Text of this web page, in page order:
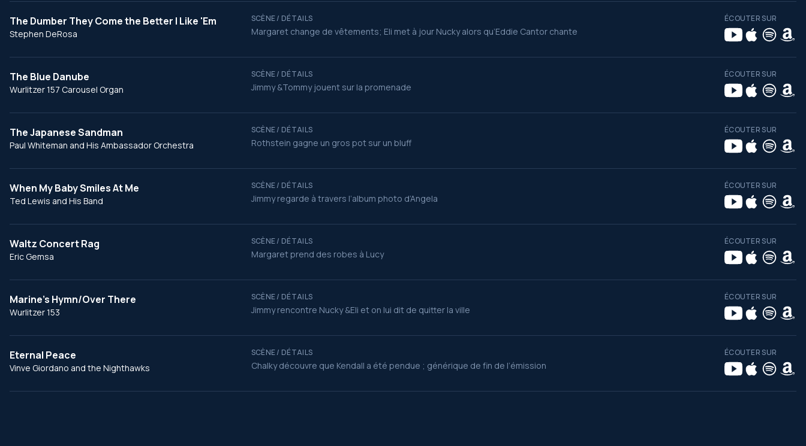
The Dumber They Come the Better I Like 'Em
Stephen DeRosa
SCÈNE / DÉTAILS
Margaret change de vêtements; Eli met à jour Nucky alors qu’Eddie Cantor chante
ÉCOUTER SUR
The Blue Danube
Wurlitzer 157 Carousel Organ
SCÈNE / DÉTAILS
Jimmy &Tommy jouent sur la promenade
ÉCOUTER SUR
The Japanese Sandman
Paul Whiteman and His Ambassador Orchestra
SCÈNE / DÉTAILS
Rothstein gagne un gros pot sur un bluff
ÉCOUTER SUR
When My Baby Smiles At Me
Ted Lewis and His Band
SCÈNE / DÉTAILS
Jimmy regarde à travers l’album photo d’Angela
ÉCOUTER SUR
Waltz Concert Rag
Eric Gemsa
SCÈNE / DÉTAILS
Margaret prend des robes à Lucy
ÉCOUTER SUR
Marine's Hymn/Over There
Wurlitzer 153
SCÈNE / DÉTAILS
Jimmy rencontre Nucky &Eli et on lui dit de quitter la ville
ÉCOUTER SUR
Eternal Peace
Vinve Giordano and the Nighthawks
SCÈNE / DÉTAILS
Chalky découvre que Kendall a été pendue ; générique de fin de l’émission
ÉCOUTER SUR